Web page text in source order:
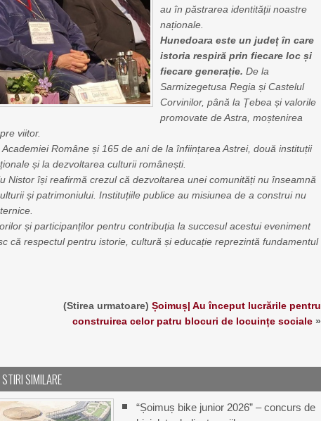
au în păstrarea identității noastre
naționale.
Hunedoara este un județ în care
istoria respiră prin fiecare loc și
fiecare generație. De la
Sarmizegetusa Regia și Castelul
Corvinilor, până la Țebea și valorile
promovate de Astra, moștenirea
viitor.
Române și 165 de ani de la înființarea Astrei, două instituții
și la dezvoltarea culturii românești.
Nistor își reafirmă crezul că dezvoltarea unei comunități nu înseamnă
și patrimoniului. Instituțiile publice au misiunea de a construi nu
și participanților pentru contribuția la succesul acestui eveniment
că respectul pentru istorie, cultură și educație reprezintă fundamentul
(Stirea urmatoare) Șoimuș| Au început lucrările pentru
construirea celor patru blocuri de locuințe sociale»
STIRI SIMILARE
“Șoimuș bike junior 2026” – concurs de